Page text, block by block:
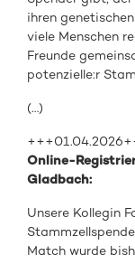
ihren
viele Menschen
Freunde
potenzielle:r
(…)
Online-
Gladbach:
Unsere Kollegin
Match wurde